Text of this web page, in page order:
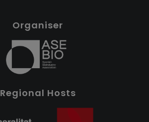
Organiser
Regional Hosts